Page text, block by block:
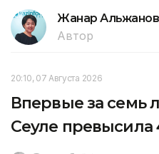
Жанар
Автор
20:10, 07 Августа 2026
Впервые за семь
Сеуле превысила